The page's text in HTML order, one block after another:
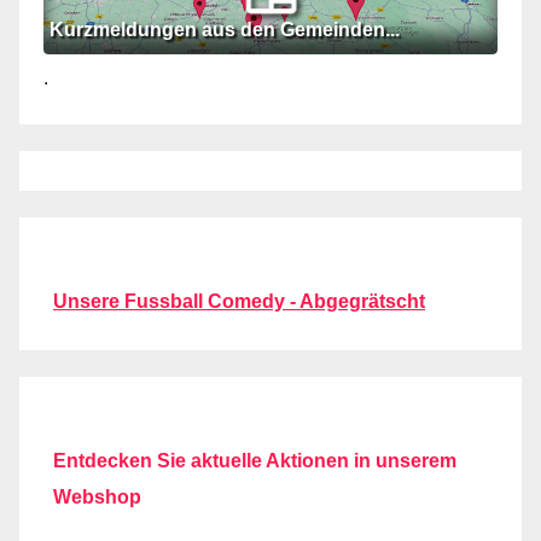
Kurzmeldungen aus den Gemeinden...
.
Unsere Fussball Comedy - Abgegrätscht
Entdecken Sie aktuelle Aktionen in unserem
Webshop